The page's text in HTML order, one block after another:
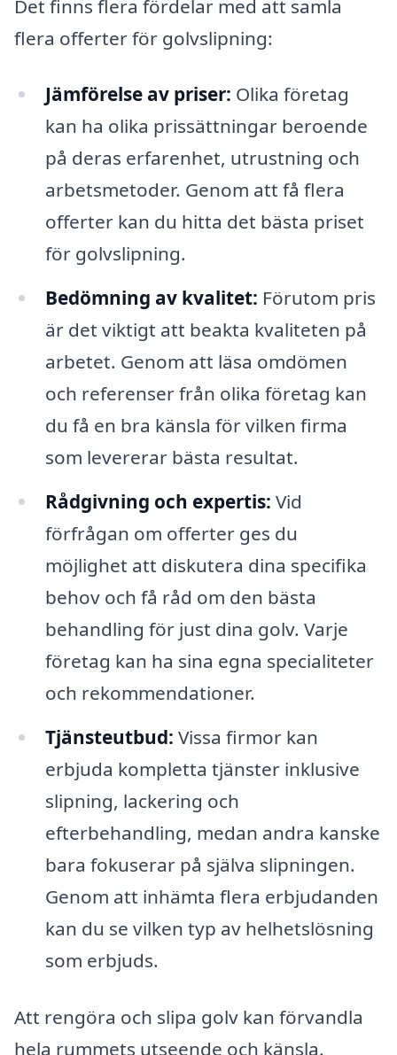
Det finns flera fördelar med att samla
flera offerter för golvslipning:
Jämförelse av priser: Olika företag
kan ha olika prissättningar beroende
på deras erfarenhet, utrustning och
arbetsmetoder. Genom att få flera
offerter kan du hitta det bästa priset
för golvslipning.
Bedömning av kvalitet: Förutom pris
är det viktigt att beakta kvaliteten på
arbetet. Genom att läsa omdömen
och referenser från olika företag kan
du få en bra känsla för vilken firma
som levererar bästa resultat.
Rådgivning och expertis: Vid
förfrågan om offerter ges du
möjlighet att diskutera dina specifika
behov och få råd om den bästa
behandling för just dina golv. Varje
företag kan ha sina egna specialiteter
och rekommendationer.
Tjänsteutbud: Vissa firmor kan
erbjuda kompletta tjänster inklusive
slipning, lackering och
efterbehandling, medan andra kanske
bara fokuserar på själva slipningen.
Genom att inhämta flera erbjudanden
kan du se vilken typ av helhetslösning
som erbjuds.
Att rengöra och slipa golv kan förvandla
hela rummets utseende och känsla.